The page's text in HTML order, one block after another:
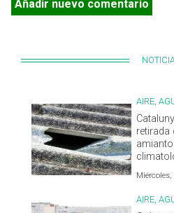
Añadir nuevo comentario
AIRE,
retirada
AIRE,